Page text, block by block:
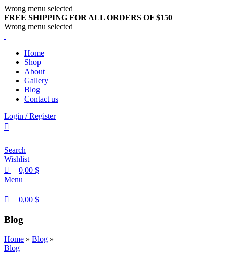
Wrong menu selected
FREE SHIPPING FOR ALL ORDERS OF $150
Wrong menu selected
Home
Shop
About
Gallery
Blog
Contact us
Login / Register
Search
Wishlist
0,00 $
Menu
0,00 $
Blog
Home » Blog »
Blog